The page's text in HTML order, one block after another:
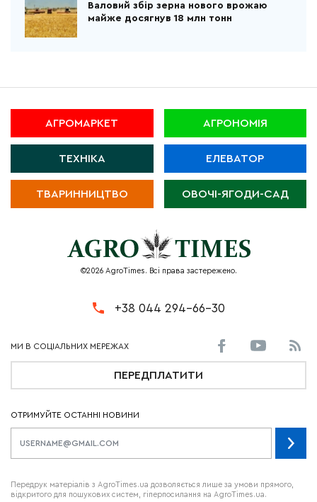
Валовий збір зерна нового врожаю
майже досягнув 18 млн тонн
АГРОМАРКЕТ АГРОНОМІЯ
ТЕХНІКА ЕЛЕВАТОР
ТВАРИННИЦТВО ОВОЧІ-ЯГОДИ-САД
©2026 AgroTimes. Всі права застережено.
+38 044 294-66-30
ПЕРЕДПЛАТИТИ
ОТРИМУЙТЕ ОСТАННІ НОВИНИ
Передрук матеріалів з AgroTimes.ua дозволяється лише за умови прямого,
відкритого для пошукових систем, гіперпосилання на AgroTimes.ua.